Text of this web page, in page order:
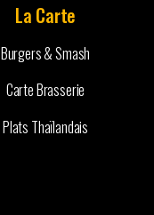
La Carte
Burgers & Smash
Carte Brasserie
Plats Thaïlandais